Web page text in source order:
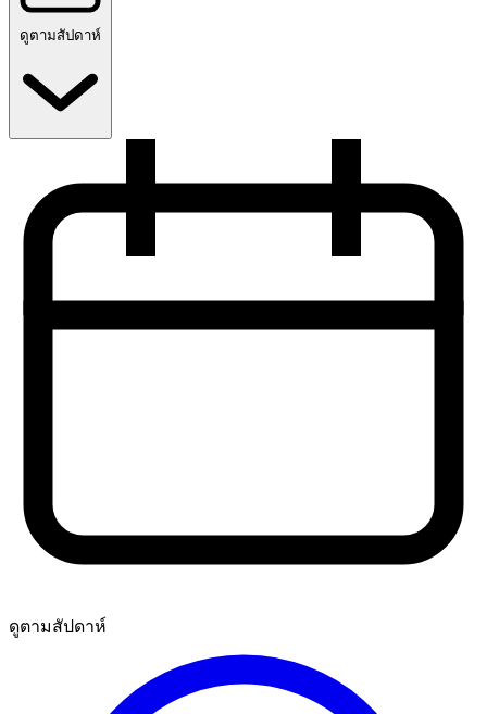
ดูตามสัปดาห์
ดูตามสัปดาห์